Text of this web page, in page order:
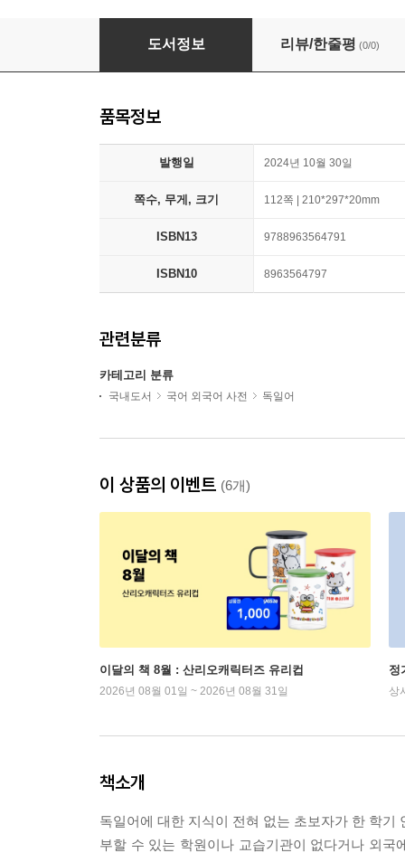
딱! 한달 공부하는 쉬운 독일어
도서정보 리뷰/한줄평 (0/0)
품목정보
발행일 2024년 10월 30일
쪽수, 무게, 크기 112쪽 | 210*297*20mm
ISBN13 9788963564791
ISBN10 8963564797
관련분류
카테고리 분류
국내도서 국어 외국어 사전 독일어
이 상품의 이벤트 (6개)
이달의 책 8월 : 산리오캐릭터즈 유리컵
2026년 08월 01일 ~ 2026년 08월 31일
정
상
책소개
독일어에 대한 지식이 전혀 없는 초보자가 한 학
부할 수 있는 학원이나 교습기관이 없다거나 외